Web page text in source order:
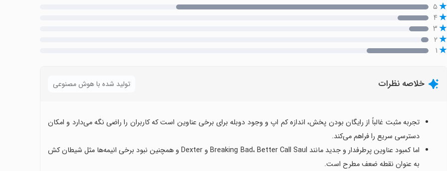
۵
۴
۳
۲
۱
خلاصه نظرات تولید شده با هوش مصنوعی
تجربه مثبت غالباً از رایگان بودن پخش، اندازه کم اپ و وجود دوبله برای برخی عناوین است که کاربران را راضی نگه می‌دارد و امکان
دسترسی سریع را فراهم می‌کند.
اما کمبود عناوین پرطرفدار و جدید مانند Breaking Bad، Better Call Saul و Dexter و همچنین نبود برخی انیمه‌ها مثل شیطان کش
به عنوان نقطه ضعف مطرح است.